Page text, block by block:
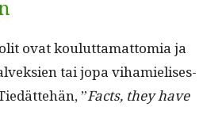
ovat koulut­ta­mat­to­mia ja
tai jopa vihamielis­es­
”Facts, they have